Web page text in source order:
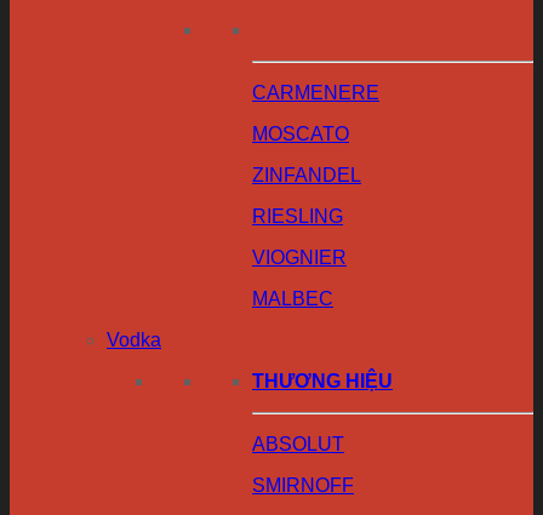
CARMENERE
MOSCATO
ZINFANDEL
RIESLING
VIOGNIER
MALBEC
Vodka
THƯƠNG HIỆU
ABSOLUT
SMIRNOFF